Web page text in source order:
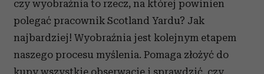
czy wyobraźnia to rzecz, na której powinien
polegać pracownik Scotland Yardu? Jak
najbardziej! Wyobraźnia jest kolejnym etapem
naszego procesu myślenia. Pomaga złożyć do
kupy wszystkie obserwacje i sprawdzić, czy